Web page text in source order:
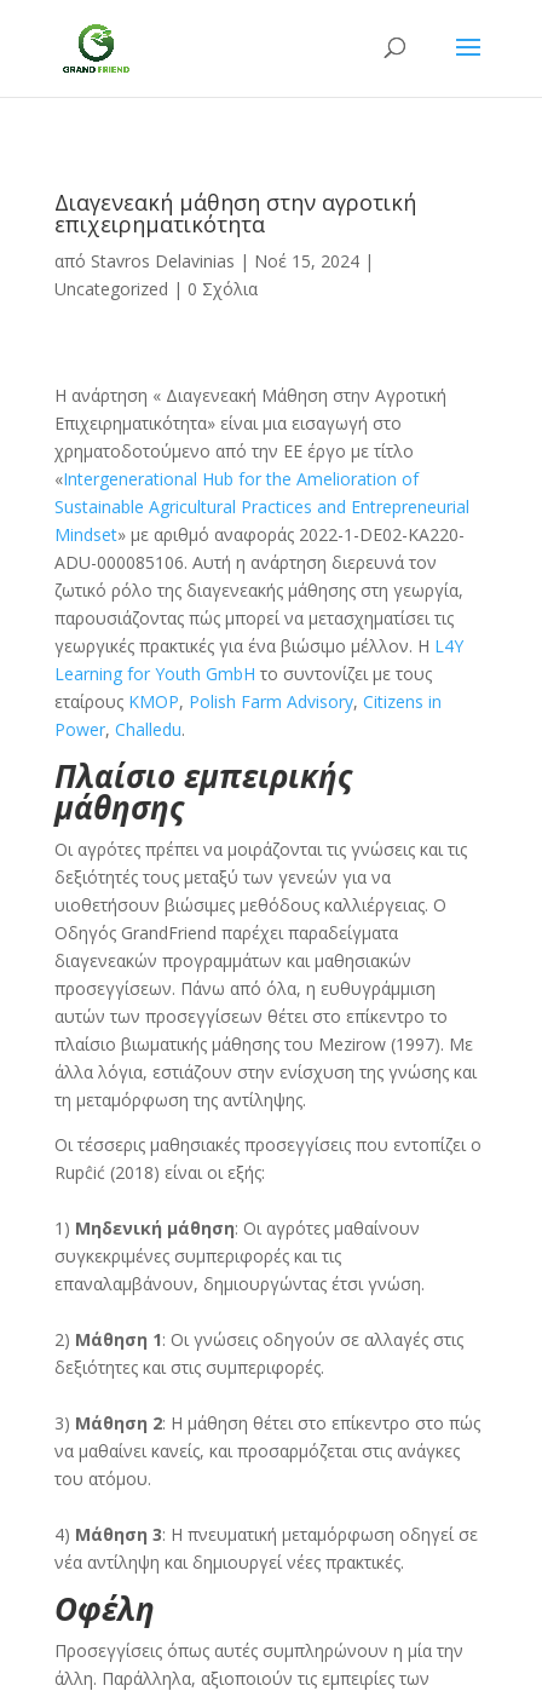
Διαγενεακή μάθηση στην αγροτική
επιχειρηματικότητα
από Stavros Delavinias | Νοέ 15, 2024|
Uncategorized | 0 Σχόλια
Η ανάρτηση « Διαγενεακή Μάθηση στην Αγροτική
Επιχειρηματικότητα» είναι μια εισαγωγή στο
χρηματοδοτούμενο από την ΕΕ έργο με τίτλο
«Intergenerational Hub for the Amelioration of
Sustainable Agricultural Practices and Entrepreneurial
Mindset» με αριθμό αναφοράς 2022-1-DE02-KA220-
ADU-000085106. Αυτή η ανάρτηση διερευνά τον
ζωτικό ρόλο της διαγενεακής μάθησης στη γεωργία,
παρουσιάζοντας πώς μπορεί να μετασχηματίσει τις
γεωργικές πρακτικές για ένα βιώσιμο μέλλον. Η L4Y
Learning for Youth GmbH το συντονίζει με τους
εταίρους KMOP, Polish Farm Advisory, Citizens in
Power, Challedu.
Πλαίσιο εμπειρικής
μάθησης
Οι αγρότες πρέπει να μοιράζονται τις γνώσεις και τις
δεξιότητές τους μεταξύ των γενεών για να
υιοθετήσουν βιώσιμες μεθόδους καλλιέργειας. Ο
Οδηγός GrandFriend παρέχει παραδείγματα
διαγενεακών προγραμμάτων και μαθησιακών
προσεγγίσεων. Πάνω από όλα, η ευθυγράμμιση
αυτών των προσεγγίσεων θέτει στο επίκεντρο το
πλαίσιο βιωματικής μάθησης του Mezirow (1997). Με
άλλα λόγια, εστιάζουν στην ενίσχυση της γνώσης και
τη μεταμόρφωση της αντίληψης.
Οι τέσσερις μαθησιακές προσεγγίσεις που εντοπίζει ο
Rupĉić (2018) είναι οι εξής:
1) Μηδενική μάθηση: Οι αγρότες μαθαίνουν
συγκεκριμένες συμπεριφορές και τις
επαναλαμβάνουν, δημιουργώντας έτσι γνώση.
2) Μάθηση 1: Οι γνώσεις οδηγούν σε αλλαγές στις
δεξιότητες και στις συμπεριφορές.
3) Μάθηση 2: Η μάθηση θέτει στο επίκεντρο στο πώς
να μαθαίνει κανείς, και προσαρμόζεται στις ανάγκες
του ατόμου.
4) Μάθηση 3: Η πνευματική μεταμόρφωση οδηγεί σε
νέα αντίληψη και δημιουργεί νέες πρακτικές.
Οφέλη
Προσεγγίσεις όπως αυτές συμπληρώνουν η μία την
άλλη. Παράλληλα, αξιοποιούν τις εμπειρίες των